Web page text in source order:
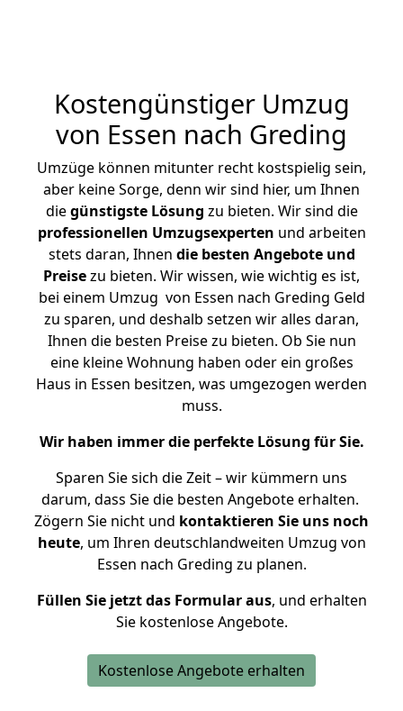
Kostengünstiger Umzug
von Essen nach Greding
Umzüge können mitunter recht kostspielig sein,
aber keine Sorge, denn wir sind hier, um Ihnen
diegünstigste Lösung zu bieten. Wir sind die
professionellen Umzugsexperten und arbeiten
stets daran, Ihnen die besten Angebote und
Preisezu bieten. Wir wissen, wie wichtig es ist,
bei einem Umzug von Essen nach Greding Geld
zu sparen, und deshalb setzen wir alles daran,
Ihnen die besten Preise zu bieten. Ob Sie nun
eine kleine Wohnung haben oder ein großes
Haus in Essen besitzen, was umgezogen werden
muss.
Wir haben immer die perfekte Lösung für Sie.
Sparen Sie sich die Zeit – wir kümmern uns
darum, dass Sie die besten Angebote erhalten.
Zögern Sie nicht und kontaktieren Sie uns noch
heute, um Ihren deutschlandweiten Umzug von
Essen nach Greding zu planen.
Füllen Sie jetzt das Formular aus, und erhalten
Sie kostenlose Angebote.
Kostenlose Angebote erhalten